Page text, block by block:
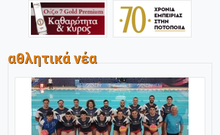
αθλητικά νέα